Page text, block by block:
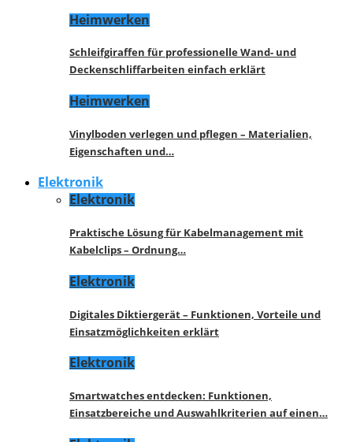
Heimwerken
Schleifgiraffen für professionelle Wand- und
Deckenschliffarbeiten einfach erklärt
Heimwerken
Vinylboden verlegen und pflegen – Materialien,
Eigenschaften und…
Elektronik
Elektronik
Praktische Lösung für Kabelmanagement mit
Kabelclips – Ordnung…
Elektronik
Digitales Diktiergerät – Funktionen, Vorteile und
Einsatzmöglichkeiten erklärt
Elektronik
Smartwatches entdecken: Funktionen,
Einsatzbereiche und Auswahlkriterien auf einen…